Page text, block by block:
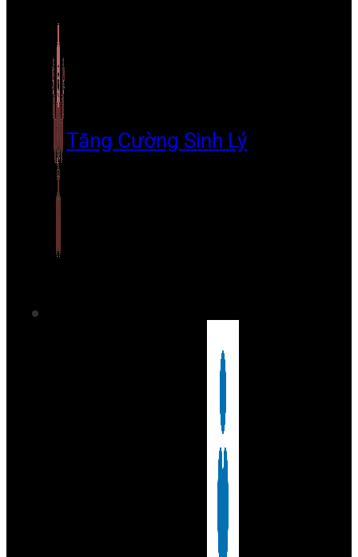
Tăng Cường Sinh Lý